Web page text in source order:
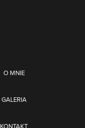
O MNIE
GALERIA